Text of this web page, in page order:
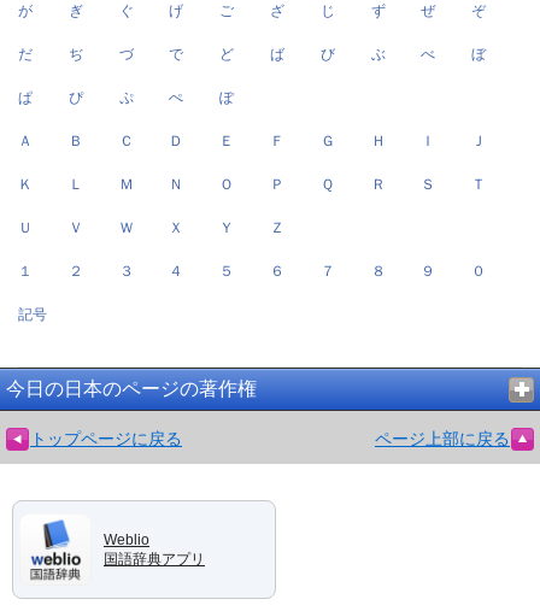
が ぎ ぐ げ ご ざ じ ず ぜ ぞ
だ ぢ づ で ど ば び ぶ べ ぼ
ぱ ぴ ぷ ぺ ぽ
Ａ Ｂ Ｃ Ｄ Ｅ Ｆ Ｇ Ｈ Ｉ Ｊ
Ｋ Ｌ Ｍ Ｎ Ｏ Ｐ Ｑ Ｒ Ｓ Ｔ
Ｕ Ｖ Ｗ Ｘ Ｙ Ｚ
１ ２ ３ ４ ５ ６ ７ ８ ９ ０
記号
今日の日本のページの著作権
トップページに戻る ページ上部に戻る
Weblio
国語辞典アプリ